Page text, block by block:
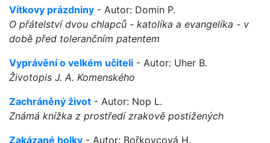
Vítkovy prázdniny - Autor: Domin P.
O přátelství dvou chlapců - katolíka a evangelíka - v
době před tolerančním patentem
Vyprávění o velkém učiteli - Autor: Uher B.
Životopis J. A. Komenského
Zachráněný život - Autor: Nop L.
Známá knížka z prostředí zrakově postižených
Zakázané holky - Autor: Bořkovcová H.